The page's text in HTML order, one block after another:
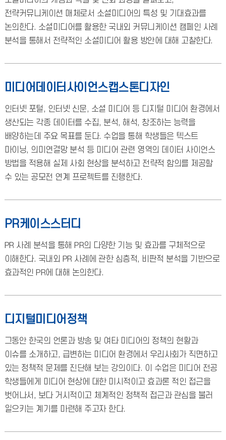
전략커뮤니케이션 매체로서 소셜미디어의 특성 및 기대효과를
논의한다. 소셜미디어를 활용한 국내외 커뮤니케이션 캠페인 사례
분석을 통해서 전략적인 소셜미디어 활용 방안에 대해 고찰한다.
미디어데이터사이언스캡스톤디자인
인터넷 포털, 인터넷 신문, 소셜 미디어 등 디지털 미디어 환경에서
생산되는 각종 데이터를 수집, 분석, 해석, 창조하는 능력을
배양하는데 주요 목표를 둔다. 수업을 통해 학생들은 텍스트
마이닝, 의미연결망 분석 등 미디어 관련 영역의 데이터 사이언스
방법을 적용해 실제 사회 현상을 분석하고 전략적 함의를 제공할
수 있는 공모전 연계 프로젝트를 진행한다.
PR케이스스터디
PR 사례 분석을 통해 PR의 다양한 기능 및 효과를 구체적으로
이해한다. 국내외 PR 사례에 관한 심층적, 비판적 분석을 기반으로
효과적인 PR에 대해 논의한다.
디지털미디어정책
그동안 한국의 언론과 방송 및 여타 미디어의 정책의 현황과
이슈를 소개하고, 급변하는 미디어 환경에서 우리사회가 직면하고
있는 정책적 문제를 진단해 보는 강의이다. 이 수업은 미디어 전공
학생들에게 미디어 현상에 대한 미시적이고 효과론 적인 접근을
벗어나서, 보다 거시적이고 체계적인 정책적 접근과 관심을 불러
일으키는 계기를 마련해 주고자 한다.